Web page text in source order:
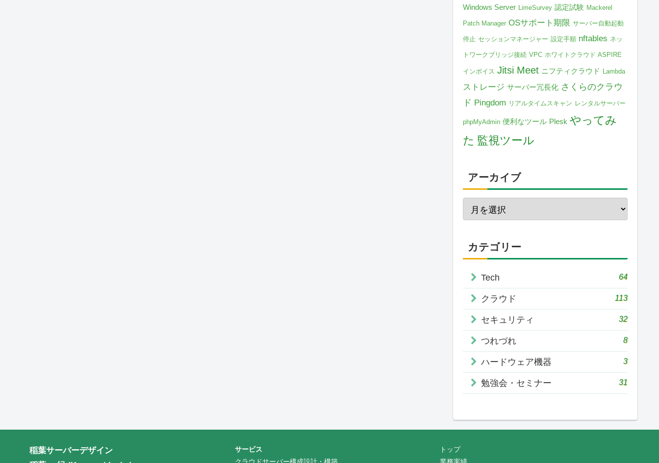
Windows Server LimeSurvey 認定試験 Mackerel
Patch Manager OSサポート期限 サーバー自動起動
停止 セッションマネージャー 設定手順 nftables ネッ
トワークブリッジ接続 VPC ホワイトクラウド ASPIRE
インボイス Jitsi Meet ニフティクラウド Lambda
ストレージ サーバー冗長化 さくらのクラウ
ド Pingdom リアルタイムスキャン レンタルサーバー
phpMyAdmin 便利なツール Plesk やってみ
た 監視ツール
アーカイブ
カテゴリー
Tech 64
クラウド 113
セキュリティ 32
つれづれ 8
ハードウェア機器 3
勉強会・セミナー 31
稲葉サーバーデザイン
サービス
クラウドサーバー構成設計・構築
トップ
業務実績